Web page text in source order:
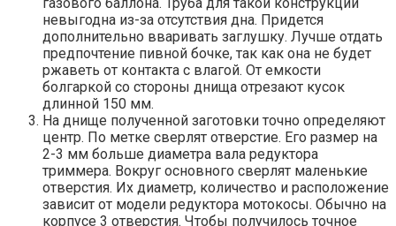
невыгодна из-за отсутствия дна. Придется
дополнительно вваривать заглушку. Лучше отдать
предпочтение пивной бочке, так как она не будет
ржаветь от контакта с влагой. От емкости
болгаркой со стороны днища отрезают кусок
длинной 150 мм.
На днище полученной заготовки точно определяют
центр. По метке сверлят отверстие. Его размер на
2-3 мм больше диаметра вала редуктора
триммера. Вокруг основного сверлят маленькие
отверстия. Их диаметр, количество и расположение
зависит от модели редуктора мотокосы. Обычно на
корпусе 3 отверстия. Чтобы получилось точное